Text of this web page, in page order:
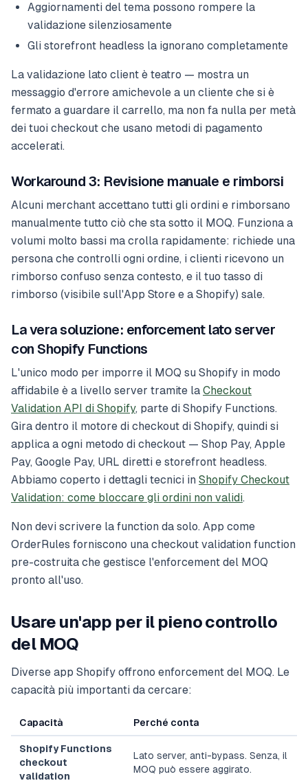
Aggiornamenti del tema possono rompere la
validazione silenziosamente
Gli storefront headless la ignorano completamente
La validazione lato client è teatro — mostra un
messaggio d'errore amichevole a un cliente che si è
fermato a guardare il carrello, ma non fa nulla per metà
dei tuoi checkout che usano metodi di pagamento
accelerati.
Workaround 3: Revisione manuale e rimborsi
Alcuni merchant accettano tutti gli ordini e rimborsano
manualmente tutto ciò che sta sotto il MOQ. Funziona a
volumi molto bassi ma crolla rapidamente: richiede una
persona che controlli ogni ordine, i clienti ricevono un
rimborso confuso senza contesto, e il tuo tasso di
rimborso (visibile sull'App Store e a Shopify) sale.
La vera soluzione: enforcement lato server
con Shopify Functions
L'unico modo per imporre il MOQ su Shopify in modo
affidabile è a livello server tramite la Checkout
Validation API di Shopify, parte di Shopify Functions.
Gira dentro il motore di checkout di Shopify, quindi si
applica a ogni metodo di checkout — Shop Pay, Apple
Pay, Google Pay, URL diretti e storefront headless.
Abbiamo coperto i dettagli tecnici in Shopify Checkout
Validation: come bloccare gli ordini non validi.
Non devi scrivere la function da solo. App come
OrderRules forniscono una checkout validation function
pre-costruita che gestisce l'enforcement del MOQ
pronto all'uso.
Usare un'app per il pieno controllo
del MOQ
Diverse app Shopify offrono enforcement del MOQ. Le
capacità più importanti da cercare:
Capacità Perché conta
Shopify Functions
checkout
validation
Lato server, anti-bypass. Senza, il
MOQ può essere aggirato.